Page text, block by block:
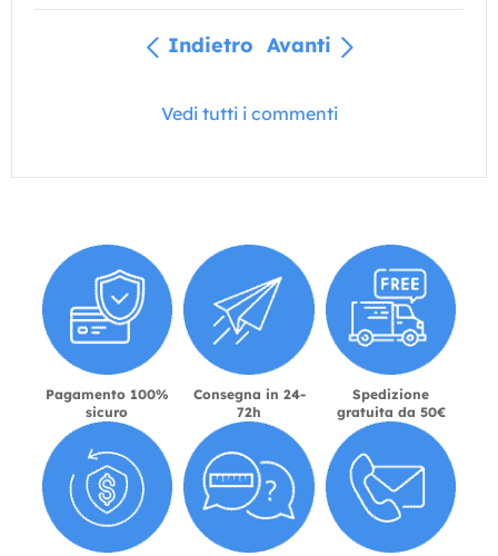
Indietro Avanti
Vedi tutti i commenti
Pagamento 100%
sicuro
Consegna in 24-
72h
Spedizione
gratuita da 50€